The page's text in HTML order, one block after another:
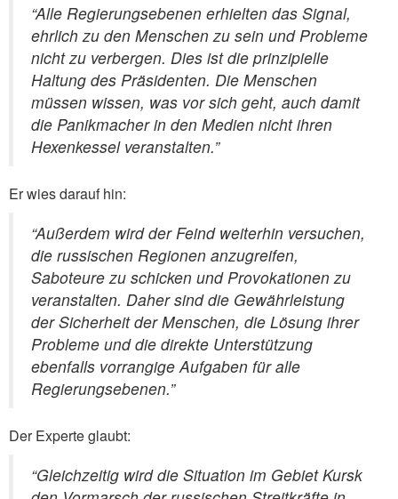
“Alle Regierungsebenen erhielten das Signal,
ehrlich zu den Menschen zu sein und Probleme
nicht zu verbergen. Dies ist die prinzipielle
Haltung des Präsidenten. Die Menschen
müssen wissen, was vor sich geht, auch damit
die Panikmacher in den Medien nicht ihren
Hexenkessel veranstalten.”
Er wies darauf hin:
“Außerdem wird der Feind weiterhin versuchen,
die russischen Regionen anzugreifen,
Saboteure zu schicken und Provokationen zu
veranstalten. Daher sind die Gewährleistung
der Sicherheit der Menschen, die Lösung ihrer
Probleme und die direkte Unterstützung
ebenfalls vorrangige Aufgaben für alle
Regierungsebenen.”
Der Experte glaubt:
“Gleichzeitig wird die Situation im Gebiet Kursk